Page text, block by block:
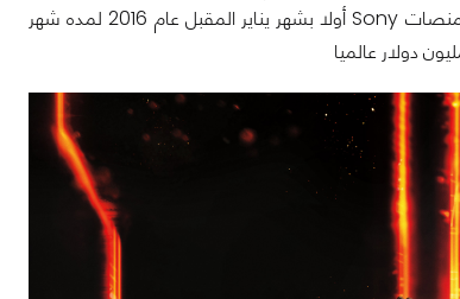
Experience يتم الإعلان عن حزمة الخرائط الأولي للعبة بعنوان Awakening والتى ستصدر على منصات Sony أولا بشهر يناير المقبل عام 2016 لمده شهر